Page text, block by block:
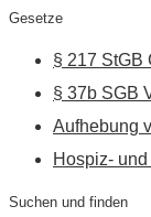
Gesetze
§ 217 StGB
§ 37b SGB
Aufhebung
Hospiz-
Suchen und finden